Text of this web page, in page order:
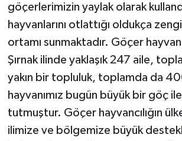
göçerlerimizin yaylak olarak
hayvanlarını otlattığı oldukça
ortamı sunmaktadır. Göçer
Şırnak ilinde yaklaşık 247 aile,
yakın bir topluluk, toplamda da
hayvanımız bugün büyük bir göç ile
tutmuştur. Göçer hayvancılığın
ilimize ve bölgemize büyük